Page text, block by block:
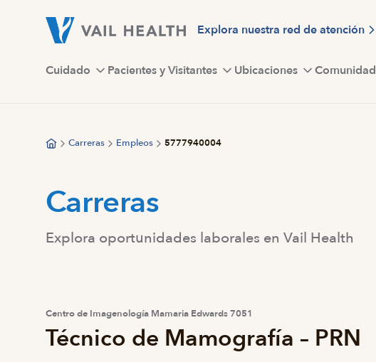
Explora nuestra red de atención
Cuidado Pacientes y Visitantes Ubicaciones Comunidad
Carreras Empleos 5777940004
Carreras
Explora oportunidades laborales en Vail Health
Centro de Imagenología Mamaria Edwards 7051
Técnico de Mamografía – PRN